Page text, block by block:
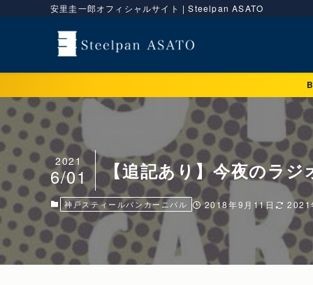
安里圭一郎オフィシャルサイト | Steelpan ASATO
【追記あり】今夜のラ
2021
6/01
神戸スティールパンカーニバル 2018年9月11日 2021